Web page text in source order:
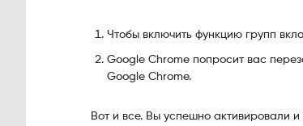
Чтобы включить функцию групп
Google Chrome попросит вас
Google Chrome.
Вот и все. Вы успешно активировали